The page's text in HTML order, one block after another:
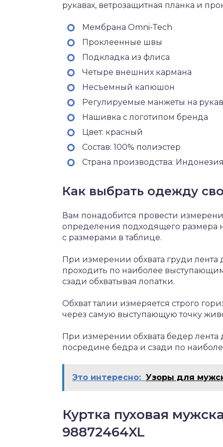
рукавах, ветрозащитная планка и
Мембрана Omni-Tech
Проклеенные швы
Подкладка из флиса
Четыре внешних кармана
Несъемный капюшон
Регулируемые манжеты на
Нашивка с логотипом бренда
Цвет: красный
Состав: 100% полиэстер
Страна производства:
Как выбрать одежду
Вам понадобится провести
определения подходящего размера
с размерами в таблице.
При измерении обхвата груди лента
проходить по наиболее
сзади обхватывая лопатки.
Обхват талии измеряется строго
через самую выступающую точку
При измерении обхвата бедер лента
посредине бедра и сзади по
Это интересно: Узоры для
Куртка пуховая
98872464XL